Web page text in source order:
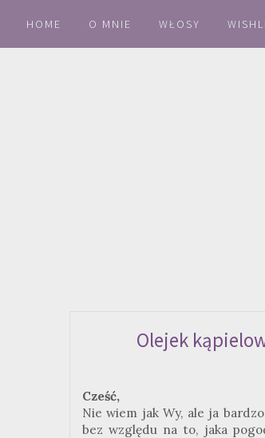
HOME O MNIE WŁOSY
Olejek
Cześć,
Nie wiem jak Wy, ale ja
bez względu na to, jaka